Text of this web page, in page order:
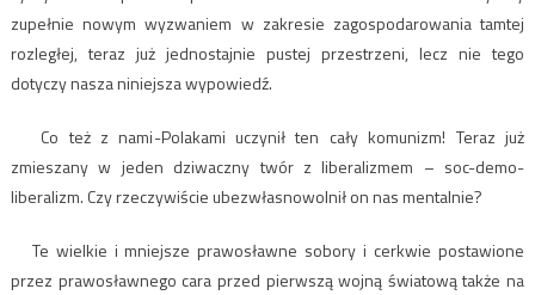
zupełnie nowym wyzwaniem w zakresie zagospodarowania tamtej
rozległej, teraz już jednostajnie pustej przestrzeni, lecz nie tego
dotyczy nasza niniejsza wypowiedź.
Co też z nami-Polakami uczynił ten cały komunizm! Teraz już
zmieszany w jeden dziwaczny twór z liberalizmem – soc-demo-
liberalizm. Czy rzeczywiście ubezwłasnowolnił on nas mentalnie?
Te wielkie i mniejsze prawosławne sobory i cerkwie postawione
przez prawosławnego cara przed pierwszą wojną światową także na